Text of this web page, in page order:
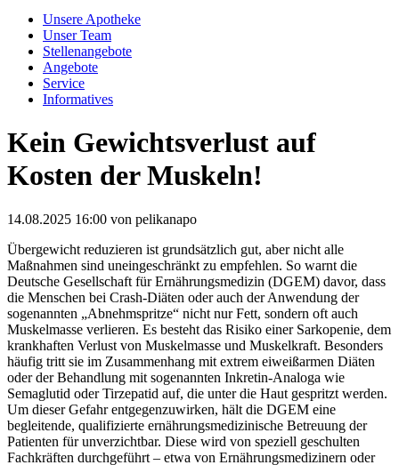
Unsere Apotheke
Unser Team
Stellenangebote
Angebote
Service
Informatives
Kein Gewichtsverlust auf
Kosten der Muskeln!
14.08.2025 16:00 von pelikanapo
Übergewicht reduzieren ist grundsätzlich gut, aber nicht alle
Maßnahmen sind uneingeschränkt zu empfehlen. So warnt die
Deutsche Gesellschaft für Ernährungsmedizin (DGEM) davor, dass
die Menschen bei Crash-Diäten oder auch der Anwendung der
sogenannten „Abnehmspritze“ nicht nur Fett, sondern oft auch
Muskelmasse verlieren. Es besteht das Risiko einer Sarkopenie, dem
krankhaften Verlust von Muskelmasse und Muskelkraft. Besonders
häufig tritt sie im Zusammenhang mit extrem eiweißarmen Diäten
oder der Behandlung mit sogenannten Inkretin-Analoga wie
Semaglutid oder Tirzepatid auf, die unter die Haut gespritzt werden.
Um dieser Gefahr entgegenzuwirken, hält die DGEM eine
begleitende, qualifizierte ernährungsmedizinische Betreuung der
Patienten für unverzichtbar. Diese wird von speziell geschulten
Fachkräften durchgeführt – etwa von Ernährungsmedizinern oder